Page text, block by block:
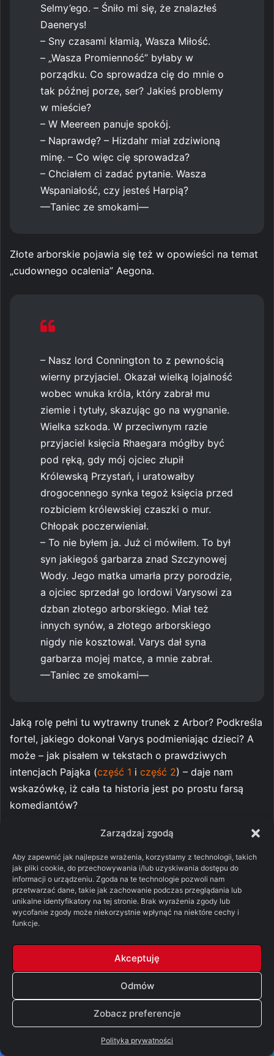
Zarządzaj zgodą
Aby zapewnić jak najlepsze wrażenia, korzystamy z technologii, takich
jak pliki cookie, do przechowywania i/lub uzyskiwania dostępu do
informacji o urządzeniu. Zgoda na te technologie pozwoli nam
przetwarzać dane, takie jak zachowanie podczas przeglądania lub
unikalne identyfikatory na tej stronie. Brak wyrażenia zgody lub
wycofanie zgody może niekorzystnie wpłynąć na niektóre cechy i
funkcje.
Akceptuję
Odmów
Zobacz preferencje
Polityka prywatności
Selmy’ego. – Śniło mi się, że znalazłeś
Daenerys!
– Sny czasami kłamią, Wasza Miłość.
– „Wasza Promienność” byłaby w
porządku. Co sprowadza cię do mnie o
tak późnej porze, ser? Jakieś problemy
w mieście?
– W Meereen panuje spokój.
– Naprawdę? – Hizdahr miał zdziwioną
minę. – Co więc cię sprowadza?
– Chciałem ci zadać pytanie. Wasza
Wspaniałość, czy jesteś Harpią?
—Taniec ze smokami—
Złote arborskie pojawia się też w opowieści na temat
„cudownego ocalenia” Aegona.
– Nasz lord Connington to z pewnością
wierny przyjaciel. Okazał wielką lojalność
wobec wnuka króla, który zabrał mu
ziemie i tytuły, skazując go na wygnanie.
Wielka szkoda. W przeciwnym razie
przyjaciel księcia Rhaegara mógłby być
pod ręką, gdy mój ojciec złupił
Królewską Przystań, i uratowałby
drogocennego synka tegoż księcia przed
rozbiciem królewskiej czaszki o mur.
Chłopak poczerwieniał.
– To nie byłem ja. Już ci mówiłem. To był
syn jakiegoś garbarza znad Szczynowej
Wody. Jego matka umarła przy porodzie,
a ojciec sprzedał go lordowi Varysowi za
dzban złotego arborskiego. Miał też
innych synów, a złotego arborskiego
nigdy nie kosztował. Varys dał syna
garbarza mojej matce, a mnie zabrał.
—Taniec ze smokami—
Jaką rolę pełni tu wytrawny trunek z Arbor? Podkreśla
fortel, jakiego dokonał Varys podmieniając dzieci? A
może – jak pisałem w tekstach o prawdziwych
intencjach Pająka (część 1 i część 2) – daje nam
wskazówkę, iż cała ta historia jest po prostu farsą
komediantów?
Bez względu na to jak zinterpretujemy te dwa ostatnie
przypadki, jedno nie pozostawia wątpliwości. Ilekroć
ktoś poczęstuje nas złotym arborskim, poczęstuje nas
też kłamstwem.
Ciąg dalszy nastąpi…
Na dziś to tyle. Zapewne spodziewaliście się tekstu o
Inwazji Białych Wędrowców. Niestety ze względu na
drobną kontuzję nadgarstka musiałem zmienić
kolejność pisania. Ale zapewniam Was, że tak jak Biali
Wędrowcy, tak i mój tekst nadchodzi. W najbliższą
środę przeczytacie drugą część tekstu o symbolice